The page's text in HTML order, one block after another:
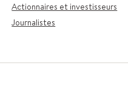
Actionnaires et investisseurs
Journalistes